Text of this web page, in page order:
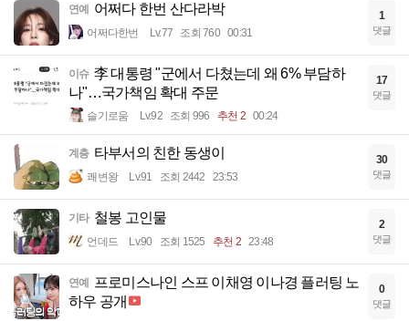
연예 어쩌다 한번 산다라박
어쩌다한번 Lv.77 조회 760 00:31
1
댓글
이슈 李 대통령 "군에서 다쳤는데 왜 6% 부담하
나"…국가책임 확대 주문
슬기로움 Lv.92 조회 996 추천 2 00:24
17
댓글
계층 타부서의 친한 동생이
쾌변왕 Lv.91 조회 2442 23:53
30
댓글
기타 철봉 고인물
언데드 Lv.90 조회 1525 추천 2 23:48
2
댓글
연예
프로미스나인 스프 이채영 이나경 플러팅 노
하우 공개
0
댓글